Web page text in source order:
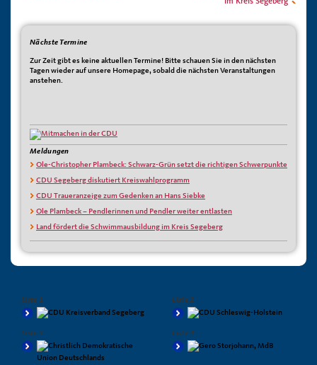
Nächste Termine
Zur Zeit gibt es keine aktuellen Termine! Bitte schauen Sie in den nächsten
Tagen wieder auf unsere Homepage, sobald die nächsten Veranstaltungen
anstehen.
Meldungen
Ole-Christopher Plambeck: Schwarz-Grün setzt die richtigen Schwerpunkte
CDU Segeberg diskutiert Kreiswahlprogramm
CDU Traueranzeige zum Gedenken an Hans Siebke
Ole Plambeck – Pendlerinnen und Pendler weiter entlasten
Land fördert die Schwimmausbildung im Kreis Segeberg
Liste 1 Liste 2
Liste 3 Liste 4